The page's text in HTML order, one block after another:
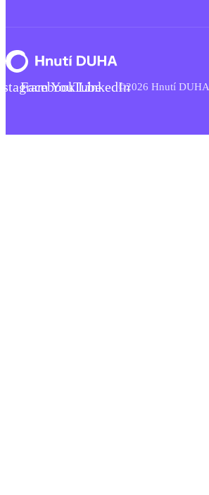
FacebookYouTubeLinkedIn©2026 Hnutí DUHA